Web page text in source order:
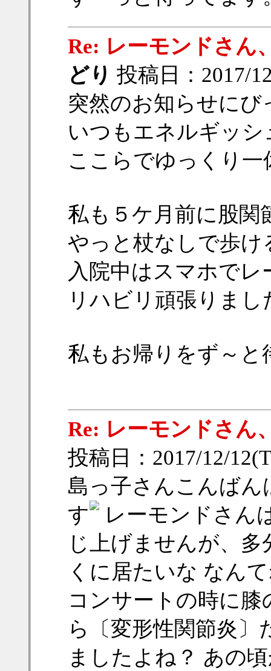
Re: レーモンドさん
どり 投稿日：2017/
突然のお知らせに
いつもエネルギッ
ここらでゆっくり
私も５ケ月前に股関
やっと杖なしで歩
入院中はスマホで
リハビリ頑張りまし
私もお帰りをず～と
Re: レーモンドさん
投稿日：2017/12/
島っ子さんこんばん
す
レーモンドさん
じ上げませんが、
くに居たいな なん
コンサートの時に
ら〔変形性関節炎
ましたよね？ あの